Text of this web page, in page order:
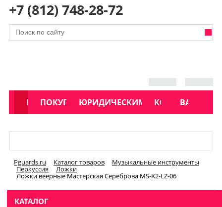
+7 (812) 748-28-72
АКЦИИ
КАТАЛОГ
ПОКУПАТЕЛЯМЮРИДИЧЕСКИМ ЛИЦАМКОНТАКТЫ
УСЛУГИ
Pguards.ru Каталог товаров Музыкальные инструменты
Перкуссия Ложки
Ложки веерные Мастерская Сереброва MS-K2-LZ-06
КАТАЛОГ